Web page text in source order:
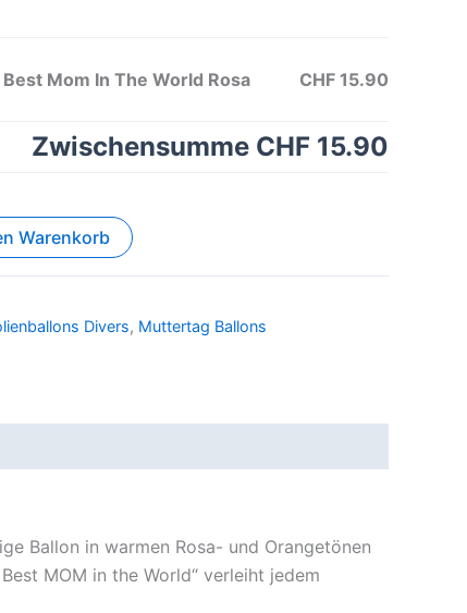
Mom In The World Rosa CHF 15.90
Zwischensumme CHF 15.90
Warenkorb
Divers, Muttertag Ballons
Ballon in warmen Rosa- und Orangetönen
MOM in the World“ verleiht jedem